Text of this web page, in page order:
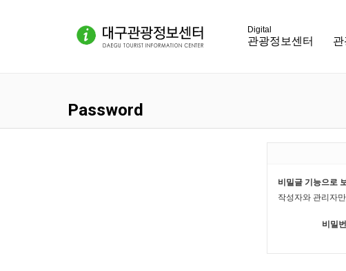
관광정보센터 관
Password
비밀글 기능으로
작성자와 관리자
비밀